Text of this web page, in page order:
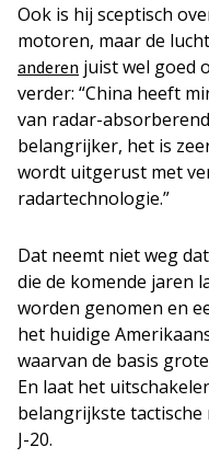
Ook is hij sceptisch
motoren, maar de
anderen juist wel goed
verder: “China heeft
van radar-
belangrijker, het is
wordt uitgerust met
radartechnologie.”
Dat neemt niet weg
die de komende jaren
worden genomen en
het huidige
waarvan de basis
En laat het
belangrijkste tactische
J-20.